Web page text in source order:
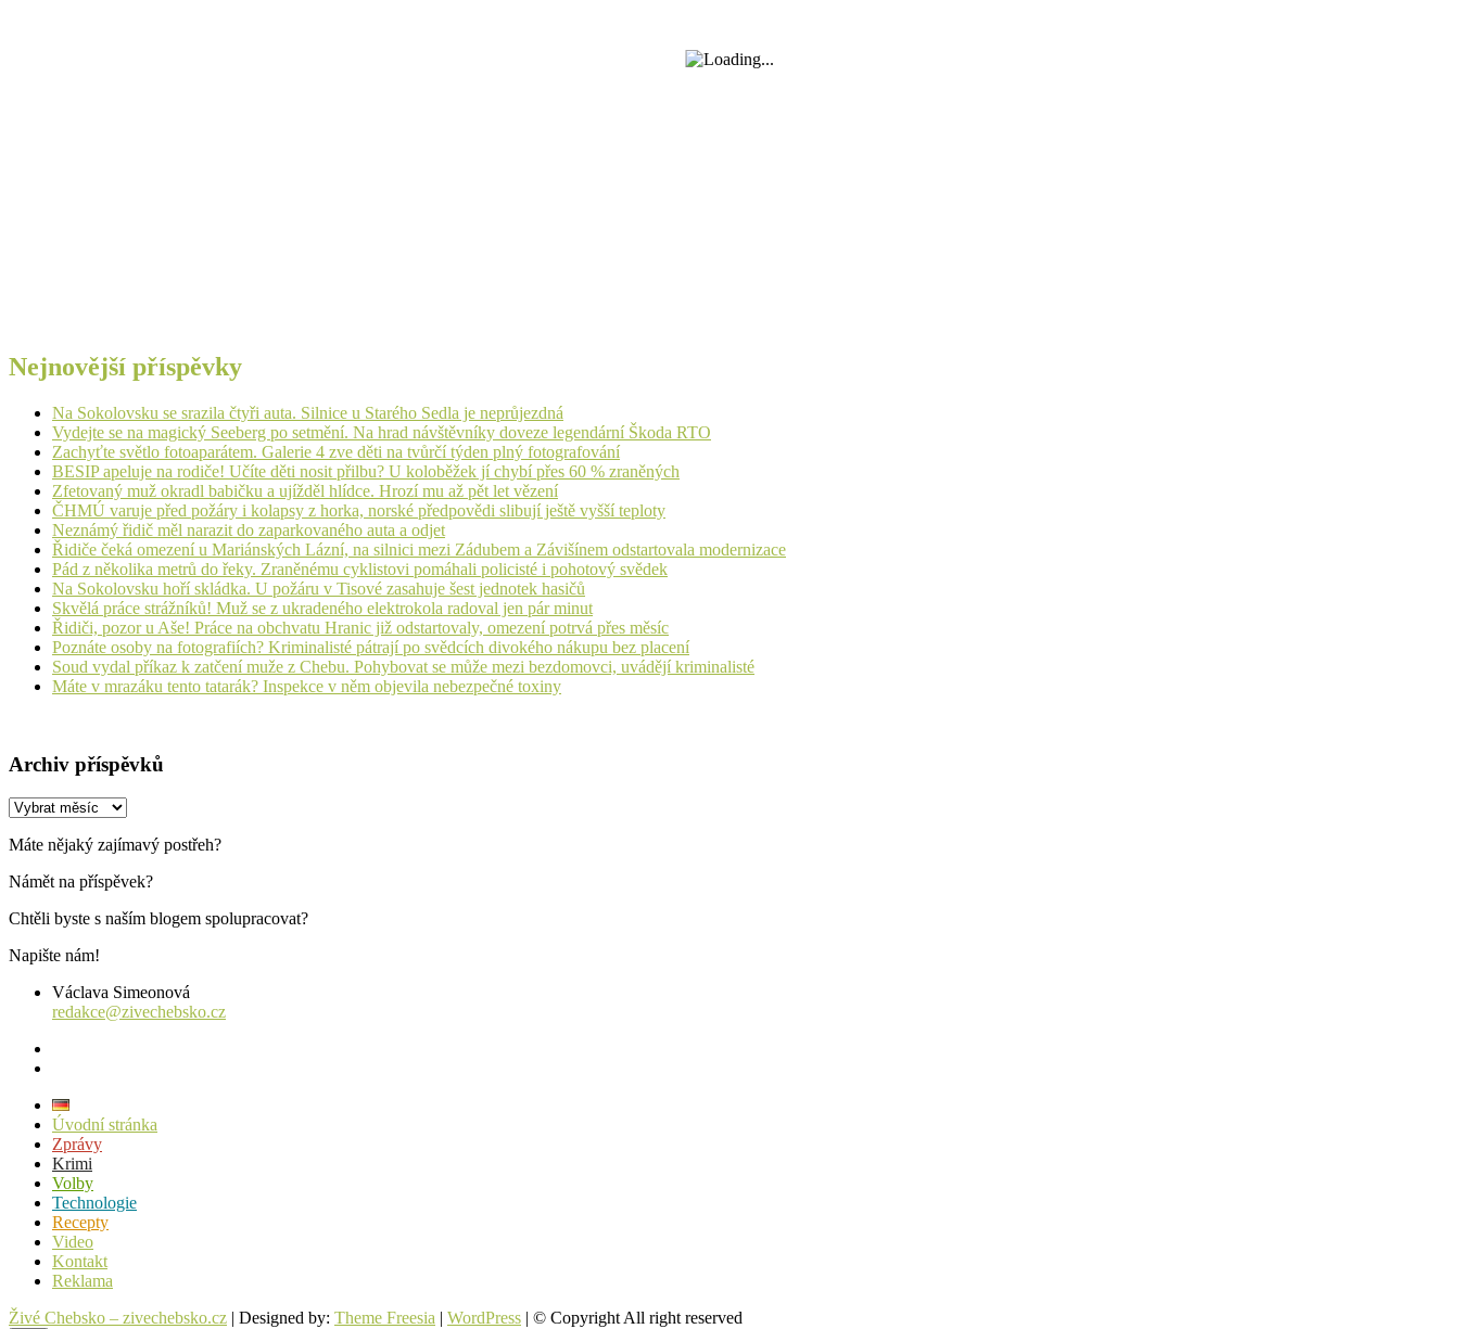
Nejnovější příspěvky
Na Sokolovsku se srazila čtyři auta. Silnice u Starého Sedla je neprůjezdná
Vydejte se na magický Seeberg po setmění. Na hrad návštěvníky doveze legendární Škoda RTO
Zachyťte světlo fotoaparátem. Galerie 4 zve děti na tvůrčí týden plný fotografování
BESIP apeluje na rodiče! Učíte děti nosit přilbu? U koloběžek jí chybí přes 60 % zraněných
Zfetovaný muž okradl babičku a ujížděl hlídce. Hrozí mu až pět let vězení
ČHMÚ varuje před požáry i kolapsy z horka, norské předpovědi slibují ještě vyšší teploty
Neznámý řidič měl narazit do zaparkovaného auta a odjet
Řidiče čeká omezení u Mariánských Lázní, na silnici mezi Zádubem a Závišínem odstartovala modernizace
Pád z několika metrů do řeky. Zraněnému cyklistovi pomáhali policisté i pohotový svědek
Na Sokolovsku hoří skládka. U požáru v Tisové zasahuje šest jednotek hasičů
Skvělá práce strážníků! Muž se z ukradeného elektrokola radoval jen pár minut
Řidiči, pozor u Aše! Práce na obchvatu Hranic již odstartovaly, omezení potrvá přes měsíc
Poznáte osoby na fotografiích? Kriminalisté pátrají po svědcích divokého nákupu bez placení
Soud vydal příkaz k zatčení muže z Chebu. Pohybovat se může mezi bezdomovci, uvádějí kriminalisté
Máte v mrazáku tento tatarák? Inspekce v něm objevila nebezpečné toxiny
Archiv příspěvků
Archiv
Máte nějaký zajímavý postřeh?
Námět na příspěvek?
Chtěli byste s naším blogem spolupracovat?
Napište nám!
Václava Simeonová
redakce@zivechebsko.cz
Úvodní stránka
Zprávy
Krimi
Volby
Technologie
Recepty
Video
Kontakt
Reklama
Živé Chebsko – zivechebsko.cz | Designed by: Theme Freesia | WordPress | © Copyright All right reserved